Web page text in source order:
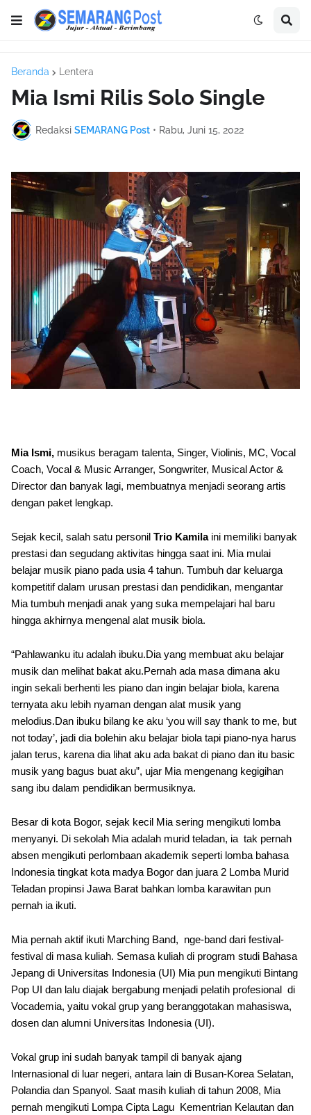
Beranda Lentera
Mia Ismi Rilis Solo Single
Redaksi SEMARANG Post • Rabu, Juni 15, 2022
Mia Ismi, musikus beragam talenta, Singer, Violinis, MC, Vocal
Coach, Vocal & Music Arranger, Songwriter, Musical Actor &
Director dan banyak lagi, membuatnya menjadi seorang artis
dengan paket lengkap.
Sejak kecil, salah satu personil Trio Kamilaini memiliki banyak
prestasi dan segudang aktivitas hingga saat ini. Mia mulai
belajar musik piano pada usia 4 tahun. Tumbuh dar keluarga
kompetitif dalam urusan prestasi dan pendidikan, mengantar
Mia tumbuh menjadi anak yang suka mempelajari hal baru
hingga akhirnya mengenal alat musik biola.
“Pahlawanku itu adalah ibuku.Dia yang membuat aku belajar
musik dan melihat bakat aku.Pernah ada masa dimana aku
ingin sekali berhenti les piano dan ingin belajar biola, karena
ternyata aku lebih nyaman dengan alat musik yang
melodius.Dan ibuku bilang ke aku ‘you will say thank to me, but
not today’, jadi dia bolehin aku belajar biola tapi piano-nya harus
jalan terus, karena dia lihat aku ada bakat di piano dan itu basic
musik yang bagus buat aku”, ujar Mia mengenang kegigihan
sang ibu dalam pendidikan bermusiknya.
Besar di kota Bogor, sejak kecil Mia sering mengikuti lomba
menyanyi. Di sekolah Mia adalah murid teladan, ia tak pernah
absen mengikuti perlombaan akademik seperti lomba bahasa
Indonesia tingkat kota madya Bogor dan juara 2 Lomba Murid
Teladan propinsi Jawa Barat bahkan lomba karawitan pun
pernah ia ikuti.
Mia pernah aktif ikuti Marching Band, nge-band dari festival-
festival di masa kuliah. Semasa kuliah di program studi Bahasa
Jepang di Universitas Indonesia (UI) Mia pun mengikuti Bintang
Pop UI dan lalu diajak bergabung menjadi pelatih profesional di
Vocademia, yaitu vokal grup yang beranggotakan mahasiswa,
dosen dan alumni Universitas Indonesia (UI).
Vokal grup ini sudah banyak tampil di banyak ajang
Internasional di luar negeri, antara lain di Busan-Korea Selatan,
Polandia dan Spanyol. Saat masih kuliah di tahun 2008, Mia
pernah mengikuti Lompa Cipta Lagu Kementrian Kelautan dan